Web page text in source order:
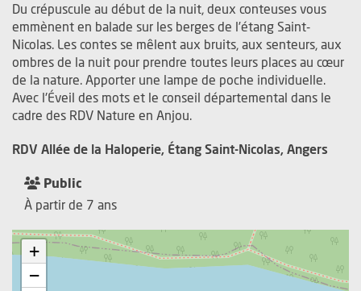
Du crépuscule au début de la nuit, deux conteuses vous
emmènent en balade sur les berges de l’étang Saint-
Nicolas. Les contes se mêlent aux bruits, aux senteurs, aux
ombres de la nuit pour prendre toutes leurs places au cœur
de la nature. Apporter une lampe de poche individuelle.
Avec l'Éveil des mots et le conseil départemental dans le
cadre des RDV Nature en Anjou.
RDV Allée de la Haloperie, Étang Saint-Nicolas, Angers
Public
À partir de 7 ans
+
−